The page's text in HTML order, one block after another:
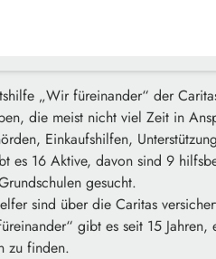
„Wir füreinander“ der
die meist nicht viel Zeit in
Einkaufshilfen,
es 16 Aktive, davon sind 9
gesucht.
sind über die Caritas
gibt es seit 15
zu finden.